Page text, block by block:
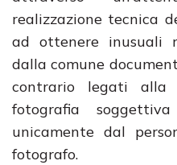
realizzazione tecnica
ad ottenere inusuali
dalla comune
contrario legati alla
fotografia
unicamente dal
fotografo.